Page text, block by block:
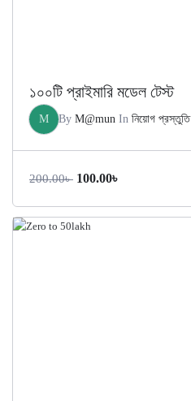
১০০টি প্রাইমারি মডেল টেস্ট
M By M@mun In নিয়োগ প্রস্তুতি
200.00৳ Original
was:
100.00৳
is: